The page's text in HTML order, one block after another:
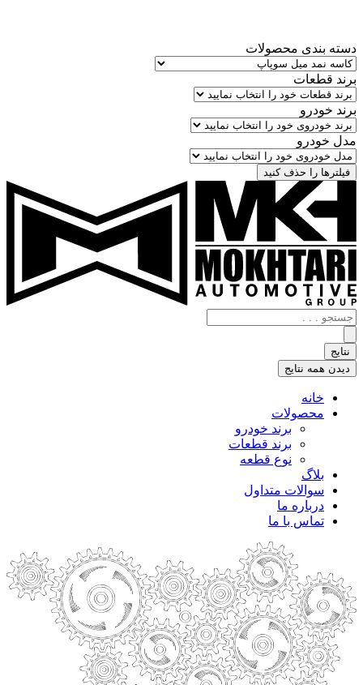
دسته بندی محصولات
برند قطعات
برند خودرو
مدل خودرو
فیلترها را حذف کنید
جستجو
.
.
.
نتایج
دیدن همه نتایج
خانه
محصولات
برند خودرو
برند قطعات
نوع قطعه
بلاگ
سوالات متداول
درباره ما
تماس با ما